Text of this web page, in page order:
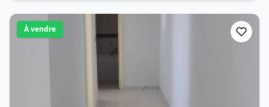
À vendre